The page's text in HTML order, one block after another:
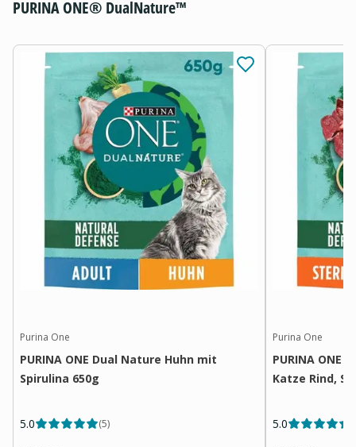
PURINA ONE® DualNature™
Purina One
PURINA ONE Dual Nature Huhn mit
Spirulina 650g
5.0 (5)
Purina One
PURINA ONE
Katze Rind,
5.0